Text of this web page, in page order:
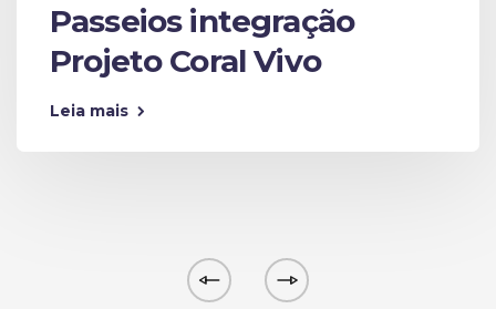
Passeios integração
Projeto Coral Vivo
Leia mais